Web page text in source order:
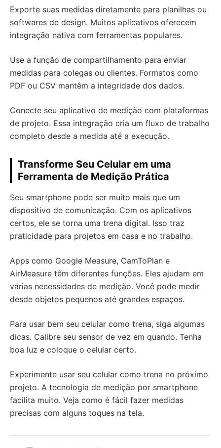
Exporte suas medidas diretamente para planilhas ou
softwares de design. Muitos aplicativos oferecem
integração nativa com ferramentas populares.
Use a função de compartilhamento para enviar
medidas para colegas ou clientes. Formatos como
PDF ou CSV mantêm a integridade dos dados.
Conecte seu aplicativo de medição com plataformas
de projeto. Essa integração cria um fluxo de trabalho
completo desde a medida até a execução.
Transforme Seu Celular em uma
Ferramenta de Medição Prática
Seu smartphone pode ser muito mais que um
dispositivo de comunicação. Com os aplicativos
certos, ele se torna uma trena digital. Isso traz
praticidade para projetos em casa e no trabalho.
Apps como Google Measure, CamToPlan e
AirMeasure têm diferentes funções. Eles ajudam em
várias necessidades de medição. Você pode medir
desde objetos pequenos até grandes espaços.
Para usar bem seu celular como trena, siga algumas
dicas. Calibre seu sensor de vez em quando. Tenha
boa luz e coloque o celular certo.
Experimente usar seu celular como trena no próximo
projeto. A tecnologia de medição por smartphone
facilita muito. Veja como é fácil fazer medidas
precisas com alguns toques na tela.